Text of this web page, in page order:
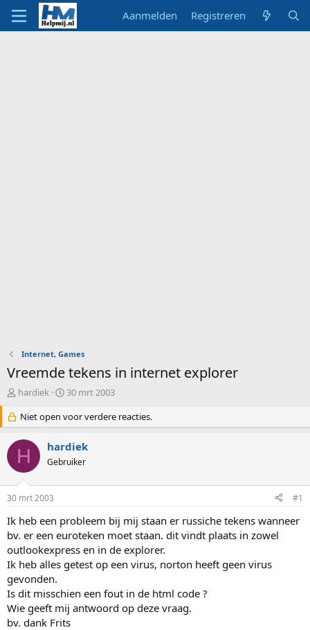
Aanmelden Registreren
Internet, Games
Vreemde tekens in internet explorer
O
d
e
r
w
e
s
t
a
r
t
e
r
hardiek
S
a
r
d
a
m
30 mrt 2003
Niet open voor verdere reacties.
H hardiek
Gebruiker
30 mrt 2003 #1
Ik heb een probleem bij mij staan er russiche tekens wanneer
bv. er een euroteken moet staan. dit vindt plaats in zowel
outlookexpress en in de explorer.
Ik heb alles getest op een virus, norton heeft geen virus
gevonden.
Is dit misschien een fout in de html code ?
Wie geeft mij antwoord op deze vraag.
bv. dank Frits